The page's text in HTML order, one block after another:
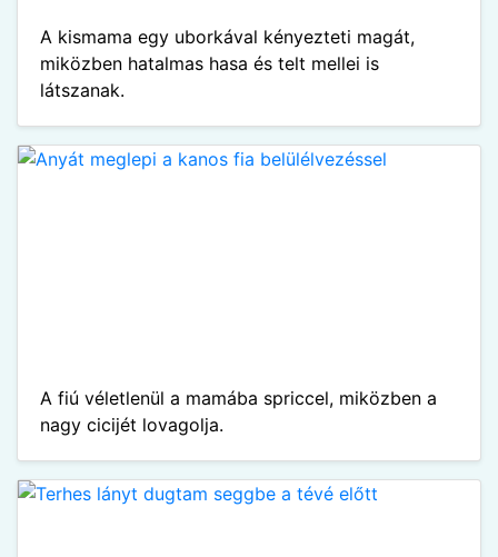
A kismama egy uborkával kényezteti magát,
miközben hatalmas hasa és telt mellei is
látszanak.
A fiú véletlenül a mamába spriccel, miközben a
nagy cicijét lovagolja.